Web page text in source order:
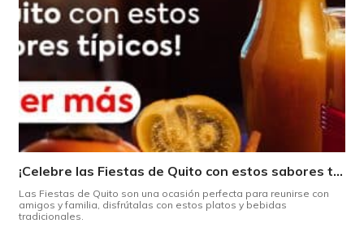
¡Celebre las Fiestas de Quito con estos sabores típicos!
Las Fiestas de Quito son una ocasión perfecta para reunirse con
amigos y familia, disfrútalas con estos platos y bebidas
tradicionales.